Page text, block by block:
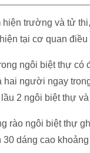
hiện trường và tử
tại cơ quan
ngôi biệt thự
hai người ngay
2 ngôi biệt thự
rào ngôi biệt thự
dáng cao